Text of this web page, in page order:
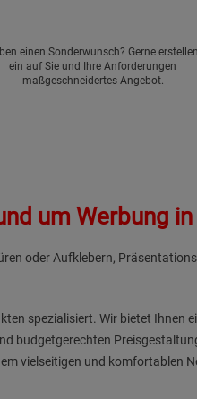
einen Sonderwunsch? Gerne
ein auf Sie und Ihre Anforderungen
maßgeschneidertes Angebot.
um Werbung in
oder Aufklebern,
spezialisiert. Wir bietet Ihnen
budgetgerechten
vielseitigen und komfortablen